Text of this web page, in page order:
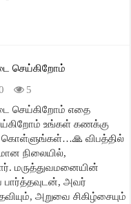
செய்கிறோம்
5
செய்கிறோம் எதை
உங்கள் கணக்கு
கொள்ளுங்கள்…🙏 விபத்தில்
நிலையில்,
மருத்துவமனையின்
பார்த்தவுடன், அவர்
அறுவை சிகிழ்சையும்